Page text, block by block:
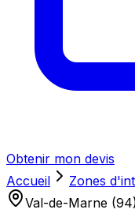
Obtenir mon devis
Accueil
Zones
Val-de-Marne